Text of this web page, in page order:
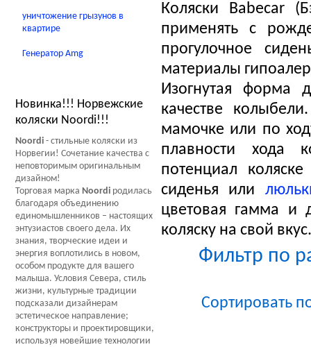
Коляски Babecar
применять с
прогулочное
материалы
Изогнутая форма
качестве
мамочке или по
плавности хода
потенциал
сиденья или
цветовая гамма и
коляску на свой
Фильтр по
Сортировать
уничтожение грызунов в
квартире
Генератор Amg
Новинка!!! Норвежские
коляски Noordi!!!
Noordi - стильные коляски из
Норвегии! Сочетание качества с
неповторимым оригинальным
дизайном!
Торговая марка Noordi родилась
благодаря объединению
единомышленников – настоящих
энтузиастов своего дела. Их
знания, творческие идеи и
энергия воплотились в новом,
особом продукте для вашего
малыша. Условия Севера, стиль
жизни, культурные традиции
подсказали дизайнерам
эстетическое направление;
конструкторы и проектировщики,
используя новейшие технологии